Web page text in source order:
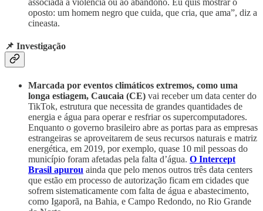
associada à violência ou ao abandono. Eu quis mostrar o
oposto: um homem negro que cuida, que cria, que ama”, diz a
cineasta.
📌 Investigação
Marcada por eventos climáticos extremos, como uma
longa estiagem, Caucaia (CE) vai receber um data center do
TikTok, estrutura que necessita de grandes quantidades de
energia e água para operar e resfriar os supercomputadores.
Enquanto o governo brasileiro abre as portas para as empresas
estrangeiras se aproveitarem de seus recursos naturais e matriz
energética, em 2019, por exemplo, quase 10 mil pessoas do
município foram afetadas pela falta d’água. O Intercept
Brasil apurou ainda que pelo menos outros três data centers
que estão em processo de autorização ficam em cidades que
sofrem sistematicamente com falta de água e abastecimento,
como Igaporã, na Bahia, e Campo Redondo, no Rio Grande